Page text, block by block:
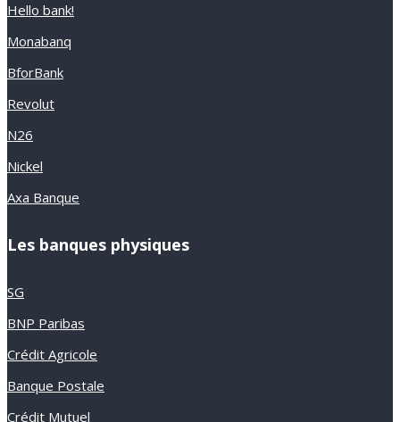
Hello bank!
Monabanq
BforBank
Revolut
N26
Nickel
Axa Banque
Les banques physiques
SG
BNP Paribas
Crédit Agricole
Banque Postale
Crédit Mutuel